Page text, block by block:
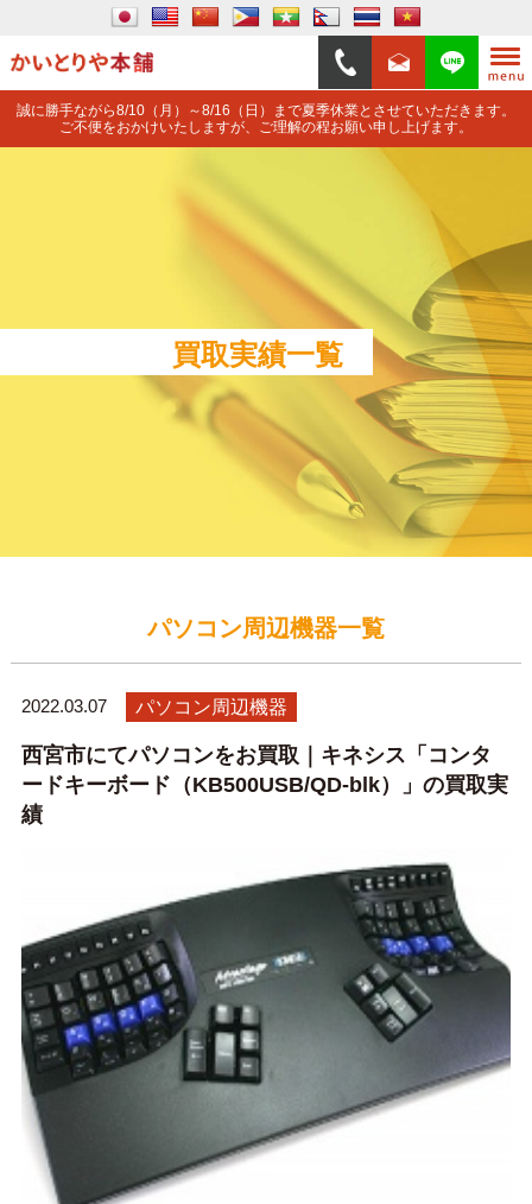
誠に勝手ながら8/10（月）～8/16（日）まで夏季休業とさせていただきます。
ご不便をおかけいたしますが、ご理解の程お願い申し上げます。
買取実績一覧
パソコン周辺機器一覧
2022.03.07 パソコン周辺機器
西宮市にてパソコンをお買取｜キネシス「コンタ
ードキーボード（KB500USB/QD-blk）」の買取実
績